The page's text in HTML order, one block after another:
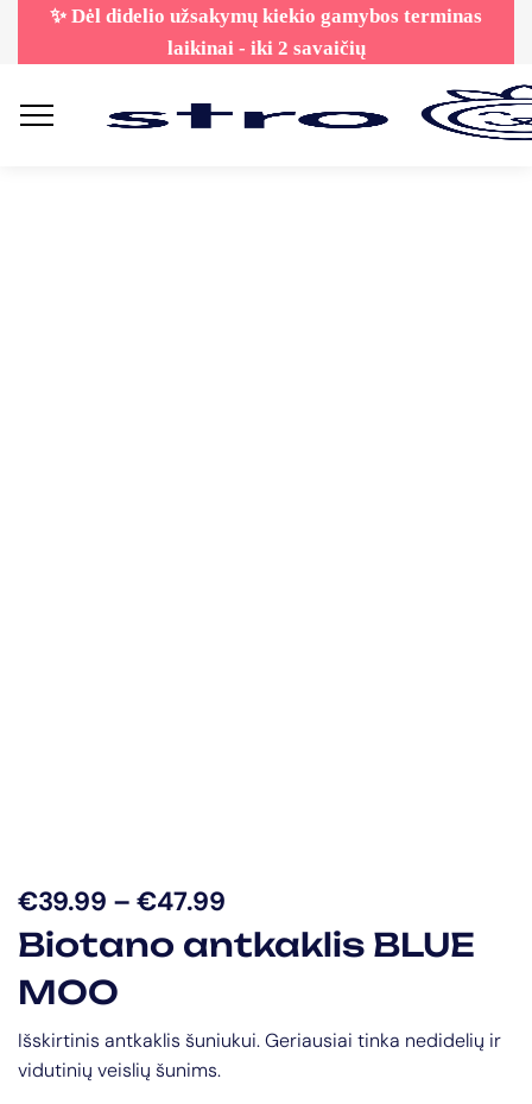
✨ Dėl didelio užsakymų kiekio gamybos terminas
laikinai - iki 2 savaičių
€39.99 – €47.99
Biotano antkaklis BLUE
MOO
Išskirtinis antkaklis šuniukui. Geriausiai tinka nedidelių ir
vidutinių veislių šunims.